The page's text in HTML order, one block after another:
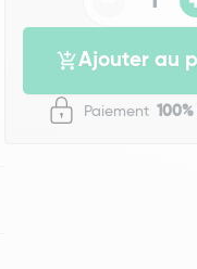
Ajouter au
Paiement